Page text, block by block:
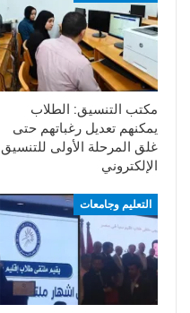
مكتب التنسيق: الطلاب
يمكنهم تعديل رغباتهم حتى
غلق المرحلة الأولى للتنسيق
الإلكتروني
التعليم وجامعات